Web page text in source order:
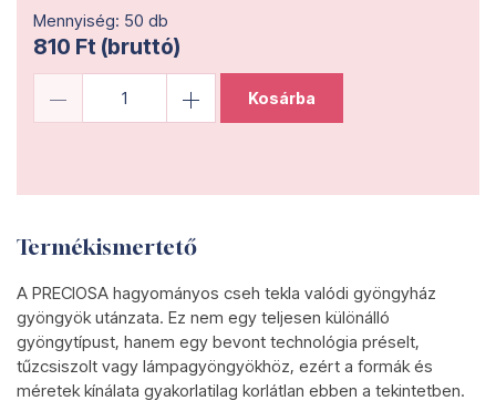
Mennyiség: 50 db
810 Ft (bruttó)
Kosárba
Termékismertető
A PRECIOSA hagyományos cseh tekla valódi gyöngyház
gyöngyök utánzata. Ez nem egy teljesen különálló
gyöngytípust, hanem egy bevont technológia préselt,
tűzcsiszolt vagy lámpagyöngyökhöz, ezért a formák és
méretek kínálata gyakorlatilag korlátlan ebben a tekintetben.